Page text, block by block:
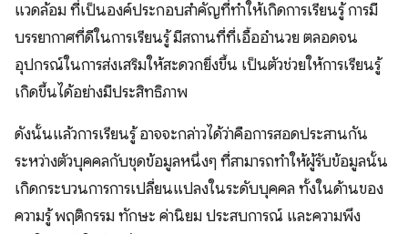
แวดล้อม ที่เป็นองค์ประกอบสำคัญที่ทำให้เกิดการเรียนรู้ การมี
บรรยากาศที่ดีในการเรียนรู้ มีสถานที่ที่เอื้ออำนวย ตลอดจน
อุปกรณ์ในการส่งเสริมให้สะดวกยิ่งขึ้น เป็นตัวช่วยให้การเรียนรู้
เกิดขึ้นได้อย่างมีประสิทธิภาพ
ดังนั้นแล้วการเรียนรู้ อาจจะกล่าวได้ว่าคือการสอดประสานกัน
ระหว่างตัวบุคคลกับชุดข้อมูลหนึ่งๆ ที่สามารถทำให้ผู้รับข้อมูลนั้น
เกิดกระบวนการการเปลี่ยนแปลงในระดับบุคคล ทั้งในด้านของ
ความรู้ พฤติกรรม ทักษะ ค่านิยม ประสบการณ์ และความพึง